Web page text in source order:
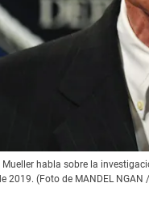
Mueller habla sobre la
2019. (Foto de MANDEL NGAN